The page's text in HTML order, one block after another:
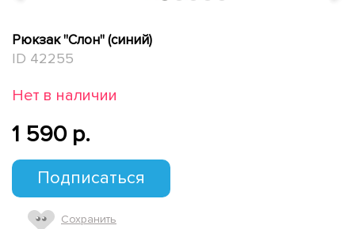
Рюкзак "Слон" (синий)
ID 42255
Нет в наличии
1 590 p.
Подписаться
Сохранить